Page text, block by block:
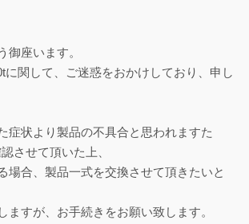
御座います。
に関して、ご迷惑をおかけしており、申し
症状より製品の不具合と思われますた
させて頂いた上、
場合、製品一式を交換させて頂きたいと
ますが、お手続きをお願い致します。